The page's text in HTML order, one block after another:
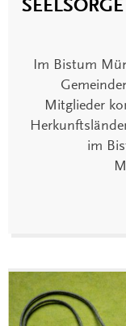
Im Bistum
Mitglieder
im